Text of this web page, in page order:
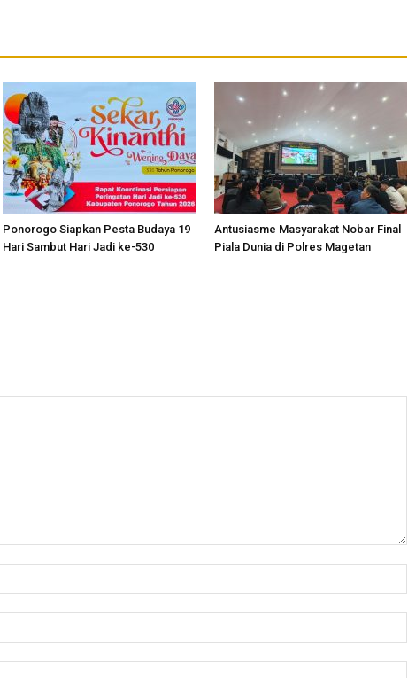
Ponorogo Siapkan Pesta Budaya 19
Hari Sambut Hari Jadi ke-530
Antusiasme Masyarakat Nobar Final
Piala Dunia di Polres Magetan